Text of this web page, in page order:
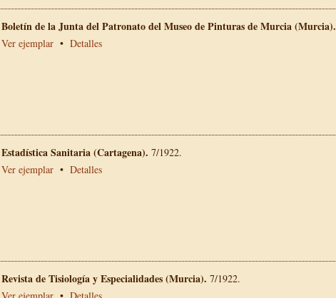
Boletín de la Junta del Patronato del Museo de Pinturas de Murcia (Murcia).
Ver ejemplar • Detalles
Estadística Sanitaria (Cartagena). 7/1922.
Ver ejemplar • Detalles
Revista de Tisiología y Especialidades (Murcia). 7/1922.